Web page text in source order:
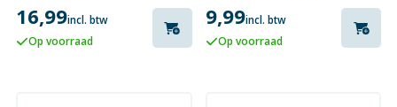
100 LM
16,99incl. btw
Op voorraad
DETECTIE
9,99incl. btw
Op voorraad